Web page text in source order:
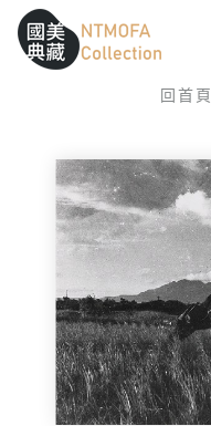
跳到中間主要內容區
網站導覽
:::
回首頁